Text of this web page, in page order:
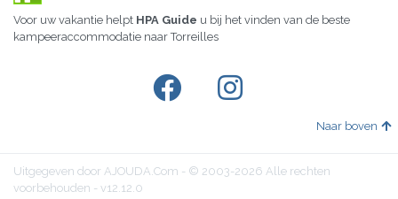
Voor uw vakantie helpt HPA Guide u bij het vinden van de beste
kampeeraccommodatie naar Torreilles
Naar boven
Uitgegeven door AJOUDA.Com - © 2003-2026 Alle rechten
voorbehouden - v12.12.0